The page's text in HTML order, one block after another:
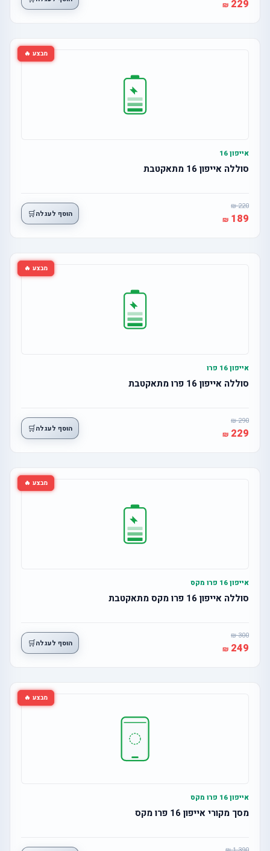
229
מבצע 🔥
אייפון 16
סוללה אייפון 16 מתאקטבת
220
189 הוסף לעגלה🛒
מבצע 🔥
אייפון 16 פרו
סוללה אייפון 16 פרו מתאקטבת
290
229 הוסף לעגלה🛒
מבצע 🔥
אייפון 16 פרו מקס
סוללה אייפון 16 פרו מקס מתאקטבת
300
249 הוסף לעגלה🛒
מבצע 🔥
אייפון 16 פרו מקס
מסך מקורי אייפון 16 פרו מקס